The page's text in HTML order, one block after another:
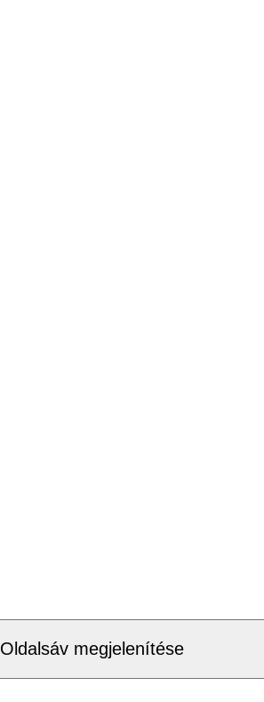
Oldalsáv megjelenítése